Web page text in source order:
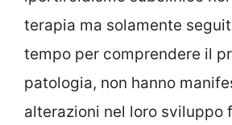
terapia ma solamente
tempo per comprendere il
patologia, non hanno
alterazioni nel loro sviluppo